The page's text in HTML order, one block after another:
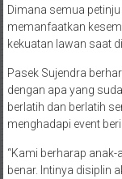
Dimana semua
memanfaatkan
kekuatan lawan saat
Pasek Sujendra
dengan apa yang
berlatih dan berlatih
menghadapi event
“Kami berharap
benar. Intinya disiplin